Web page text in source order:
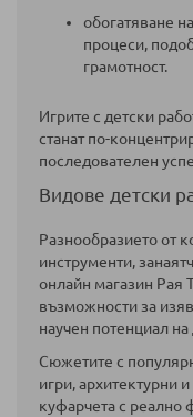
обогатяване
процеси,
грамотност.
Игрите с детски
станат по-
последователен
Видове детски
Разнообразието от
инструменти,
онлайн магазин Рая
възможности за
научен потенциал на
Сюжетите с
игри, архитектурни
куфарчета с реално